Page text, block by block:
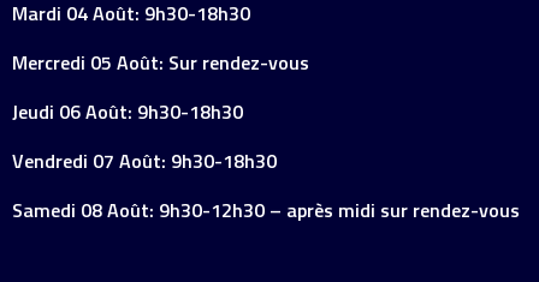
Mardi 04 Août: 9h30-18h30
Mercredi 05 Août: Sur rendez-vous
Jeudi 06 Août: 9h30-18h30
Vendredi 07 Août: 9h30-18h30
Samedi 08 Août: 9h30-12h30 – après midi sur rendez-vous